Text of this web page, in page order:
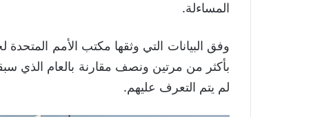
المساءلة.
بأكثر من مرتين ونصف مقارنة بالعام الذي
لم يتم التعرف عليهم.